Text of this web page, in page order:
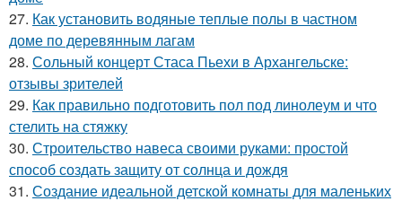
27. Как установить водяные теплые полы в частном
доме по деревянным лагам
28. Сольный концерт Стаса Пьехи в Архангельске:
отзывы зрителей
29. Как правильно подготовить пол под линолеум и что
стелить на стяжку
30. Строительство навеса своими руками: простой
способ создать защиту от солнца и дождя
31. Создание идеальной детской комнаты для маленьких